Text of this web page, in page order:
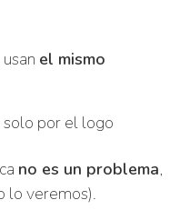
el mismo
solo por el logo
no es un problema,
lo veremos).